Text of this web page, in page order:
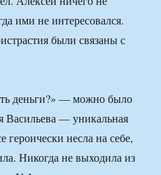
ими не интересовался.
были связаны с
деньги?» — можно было
Васильева — уникальная
героически несла на себе,
Никогда не выходила из